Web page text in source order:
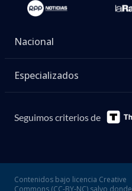
Nacional
Especializados
Seguimos criterios de
Contenidos bajo licencia Creative
Commons (CC-BY-NC) salvo donde